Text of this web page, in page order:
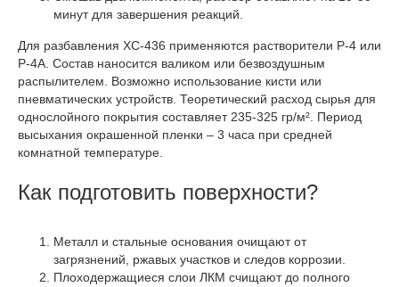
минут для завершения реакций.
Для разбавления ХС-436 применяются растворители Р-4 или
Р-4А. Состав наносится валиком или безвоздушным
распылителем. Возможно использование кисти или
пневматических устройств. Теоретический расход сырья для
однослойного покрытия составляет 235-325 гр/м². Период
высыхания окрашенной пленки – 3 часа при средней
комнатной температуре.
Как подготовить поверхности?
Металл и стальные основания очищают от
загрязнений, ржавых участков и следов коррозии.
Плоходержащиеся слои ЛКМ счищают до полного